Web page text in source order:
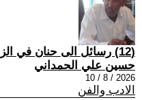
(12) رسائل الى حنان في الزمن الصعب (2)
حسين علي الحمداني
2026 / 8 / 10
الادب والفن